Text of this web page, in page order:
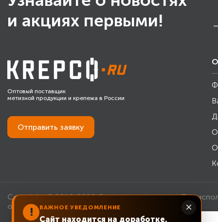
и акциях первыми!
Оптовый поставщик
метизной продукции и крепежа в России
Отправить заявку
Copyright © 2010-2026. Все права защищены. При
обязательна.
! ВАЖНОЕ УВЕДОМЛЕНИЕ
Сайт находится на доработке.
×